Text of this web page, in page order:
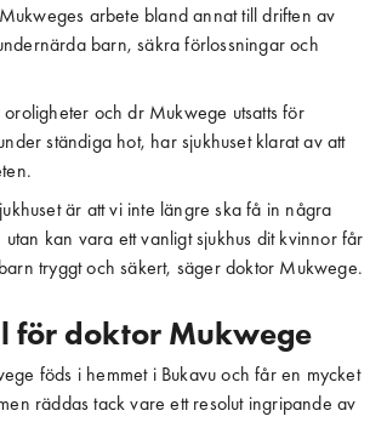
arbete bland annat till driften av
barn, säkra förlossningar och
och dr Mukwege utsatts för
ständiga hot, har sjukhuset klarat av att
är att vi inte längre ska få in några
kan vara ett vanligt sjukhus dit kvinnor får
tryggt och säkert, säger doktor Mukwege.
för doktor Mukwege
föds i hemmet i Bukavu och får en mycket
räddas tack vare ett resolut ingripande av